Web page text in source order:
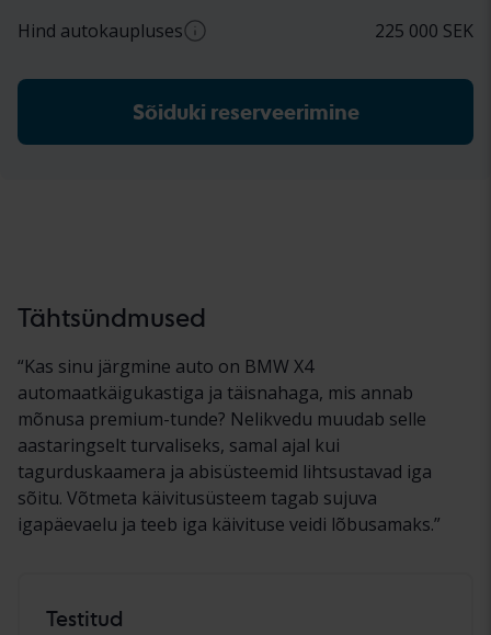
Ligikaudne ümberarvestus SEK-ist EUR-iks
Hind autokaupluses 225 000 SEK
Ligikaudne hind automüüja juures (koos
käibemaksuga)Sõiduki reserveerimine
Tähtsündmused
“Kas sinu järgmine auto on BMW X4
automaatkäigukastiga ja täisnahaga, mis annab
mõnusa premium-tunde? Nelikvedu muudab selle
aastaringselt turvaliseks, samal ajal kui
tagurduskaamera ja abisüsteemid lihtsustavad iga
sõitu. Võtmeta käivitusüsteem tagab sujuva
igapäevaelu ja teeb iga käivituse veidi lõbusamaks.”
Testitud